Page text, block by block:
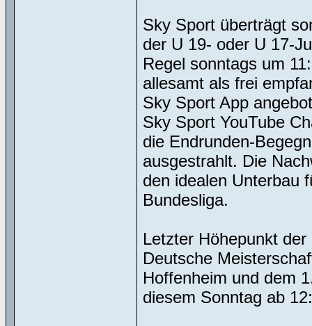
Sky Sport überträgt
der U 19- oder U 17-
Regel sonntags um
allesamt als frei
Sky Sport App
Sky Sport YouTube
die Endrunden-
ausgestrahlt. Die
den idealen Unterbau
Bundesliga.
Letzter Höhepunkt
Deutsche
Hoffenheim und dem
diesem Sonntag ab